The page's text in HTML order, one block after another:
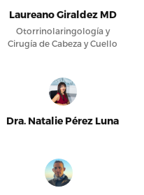
Laureano Giraldez MD
Otorrinolaringología y
Cirugía de Cabeza y Cuello
Dra. Natalie Pérez Luna